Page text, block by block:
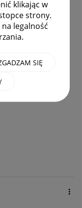
klikając w
strony.
na legalność
SIĘ